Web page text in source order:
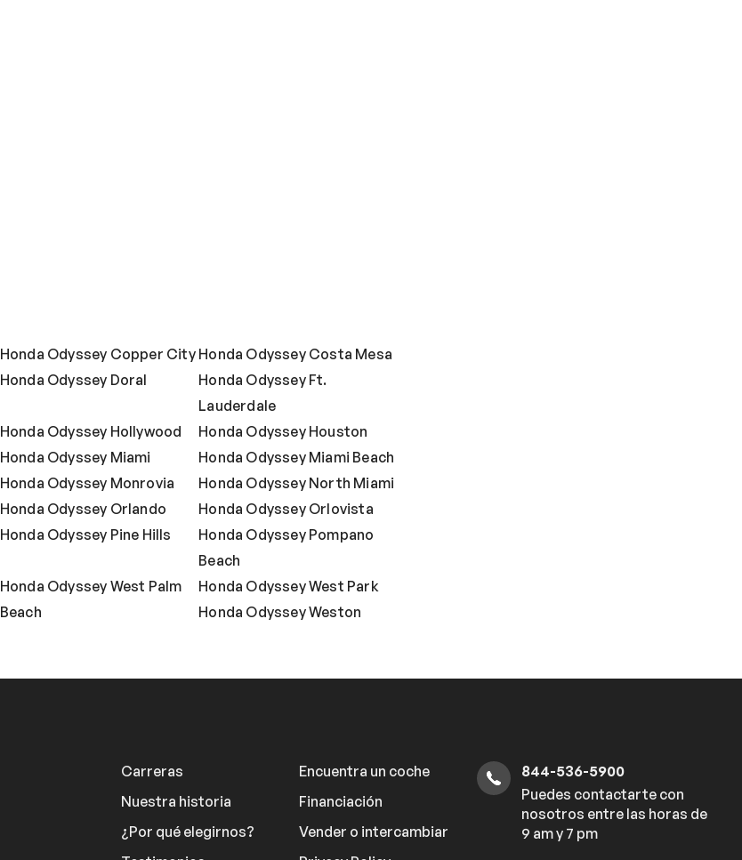
Honda Odyssey Copper City Honda Odyssey Costa Mesa
Honda Odyssey Doral
Honda Odyssey Ft.
Lauderdale
Honda Odyssey Hollywood
Honda Odyssey Houston
Honda Odyssey Miami
Honda Odyssey Miami Beach
Honda Odyssey Monrovia
Honda Odyssey North Miami
Honda Odyssey Orlando
Honda Odyssey Orlovista
Honda Odyssey Pine Hills
Honda Odyssey Pompano
Beach
Honda Odyssey West Palm
Beach
Honda Odyssey West Park
Honda Odyssey Weston
Carreras
Nuestra historia
¿Por qué elegirnos?
Encuentra un coche
Financiación
Vender o intercambiar
844-536-5900
Puedes contactarte con
nosotros entre las horas de
9 am y 7 pm